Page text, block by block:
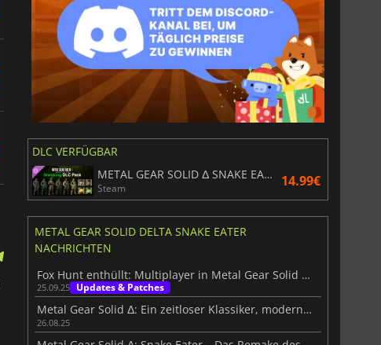
DLC VERFÜGBAR
METAL GEAR SOLID Δ SNAKE EATER Sneaking DLC Pack
Steam 14.99€
METAL GEAR SOLID DELTA SNAKE EATER
NACHRICHTEN
Fox Hunt enthüllt: Multiplayer in Metal Gear Solid Delta
25.09.25 Updates & Patches
Metal Gear Solid Δ: Ein zeitloser Klassiker, modernisiert
26.08.25